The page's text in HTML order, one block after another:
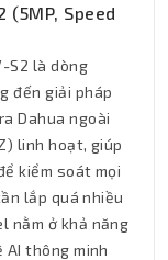
(5MP, Speed
S2 là dòng
đến giải pháp
Dahua ngoài
linh hoạt, giúp
kiểm soát mọi
lắp quá nhiều
nằm ở khả năng
AI thông minh